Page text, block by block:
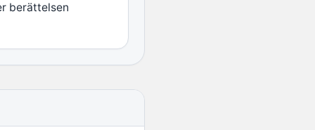
berättelsen